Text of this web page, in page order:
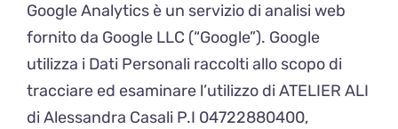
Google Analytics è un servizio di analisi web
fornito da Google LLC (“Google”). Google
utilizza i Dati Personali raccolti allo scopo di
tracciare ed esaminare l’utilizzo di ATELIER ALI
di Alessandra Casali P.I 04722880400,